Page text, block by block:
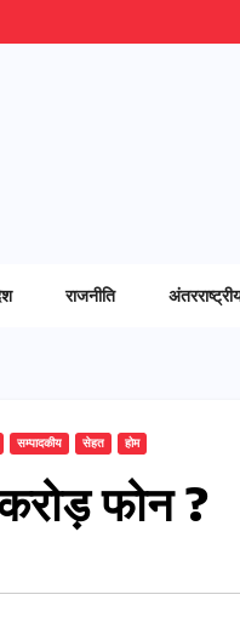
राजनीति
सम्पादकीय सेहत होम
फोन ?